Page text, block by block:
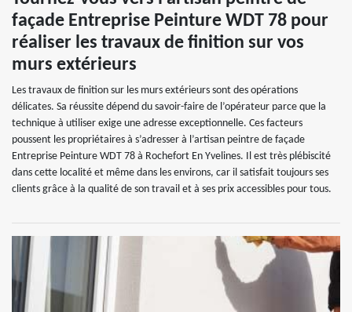
façade Entreprise Peinture WDT 78 pour
réaliser les travaux de finition sur vos
murs extérieurs
Les travaux de finition sur les murs extérieurs sont des opérations
délicates. Sa réussite dépend du savoir-faire de l’opérateur parce que la
technique à utiliser exige une adresse exceptionnelle. Ces facteurs
poussent les propriétaires à s’adresser à l’artisan peintre de façade
Entreprise Peinture WDT 78 à Rochefort En Yvelines. Il est très plébiscité
dans cette localité et même dans les environs, car il satisfait toujours ses
clients grâce à la qualité de son travail et à ses prix accessibles pour tous.